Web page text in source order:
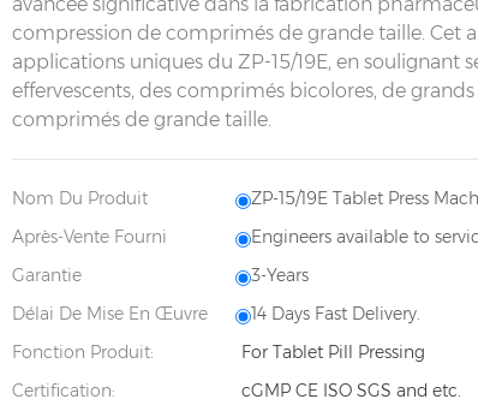
avancée significative dans la fabrication
compression de comprimés de grande taille. Cet
applications uniques du ZP-15/19E, en soulignant
effervescents, des comprimés bicolores, de
comprimés de grande taille.
Nom Du Produit
ZP-15/19E Tablet Press
Après-Vente Fourni
Engineers available to
Garantie
3-Years
Délai De Mise En Œuvre
14 Days Fast Delivery.
Fonction Produit:
For Tablet Pill Pressing
Certification:
cGMP CE ISO SGS and etc.